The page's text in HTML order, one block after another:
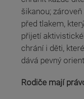
šikanou;
před tlakem,
přijetí
chrání i děti,
dává pevný
Rodiče mají